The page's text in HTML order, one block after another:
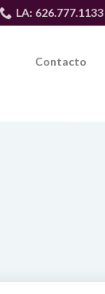
LA: 626.777.1133
Contacto